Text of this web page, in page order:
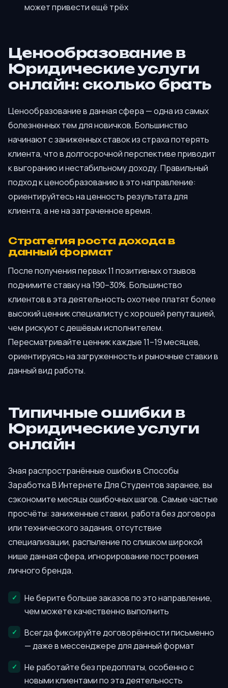
может привести ещё трёх
Ценообразование в
Юридические услуги
онлайн: сколько брать
Ценообразование в данная сфера — одна из самых
болезненных тем для новичков. Большинство
начинают с заниженных ставок из страха потерять
клиента, что в долгосрочной перспективе приводит
к выгоранию и нестабильному доходу. Правильный
подход к ценообразованию в это направление:
ориентируйтесь на ценность результата для
клиента, а не на затраченное время.
Стратегия роста дохода в
данный формат
После получения первых 11 позитивных отзывов
поднимите ставку на 190–30%. Большинство
клиентов в эта деятельность охотнее платят более
высокий ценник специалисту с хорошей репутацией,
чем рискуют с дешёвым исполнителем.
Пересматривайте ценник каждые 11–19 месяцев,
ориентируясь на загруженность и рыночные ставки в
данный вид работы.
Типичные ошибки в
Юридические услуги
онлайн
Зная распространённые ошибки в Способы
Заработка В Интернете Для Студентов заранее, вы
сэкономите месяцы ошибочных шагов. Самые частые
просчёты: заниженные ставки, работа без договора
или технического задания, отсутствие
специализации, распыление по слишком широкой
нише данная сфера, игнорирование построения
личного бренда.
Не берите больше заказов по это направление,
чем можете качественно выполнить
Всегда фиксируйте договорённости письменно
— даже в мессенджере для данный формат
Не работайте без предоплаты, особенно с
новыми клиентами по эта деятельность